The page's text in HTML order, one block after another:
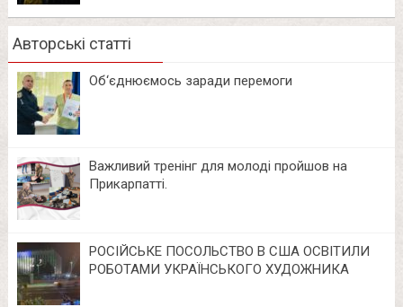
Авторські статті
Об‘єднюємось заради перемоги
Важливий тренінг для молоді пройшов на
Прикарпатті.
РОСІЙСЬКЕ ПОСОЛЬСТВО В США ОСВІТИЛИ
РОБОТАМИ УКРАЇНСЬКОГО ХУДОЖНИКА